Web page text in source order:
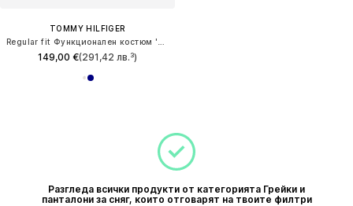
TOMMY HILFIGER
149,00 €(291,42 лв.³)
Разгледа всички продукти от категорията Грейки и
панталони за сняг, които отговарят на твоите филтри